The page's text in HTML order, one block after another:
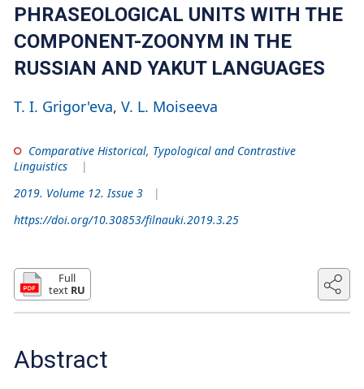
PHRASEOLOGICAL UNITS WITH THE
COMPONENT-ZOONYM IN THE
RUSSIAN AND YAKUT LANGUAGES
T. I. Grigor'eva V. L. Moiseeva
Comparative Historical, Typological and Contrastive
Linguistics
2019. Volume 12. Issue 3
https://doi.org/10.30853/filnauki.2019.3.25
Full
text RU
Abstract